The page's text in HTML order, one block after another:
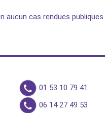
cas rendues publiques.
01 53 10 79 41
06 14 27 49 53